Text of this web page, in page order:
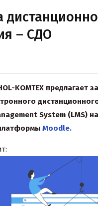
– СДО
KOMTEX предлагает
System (LMS)
Moodle.